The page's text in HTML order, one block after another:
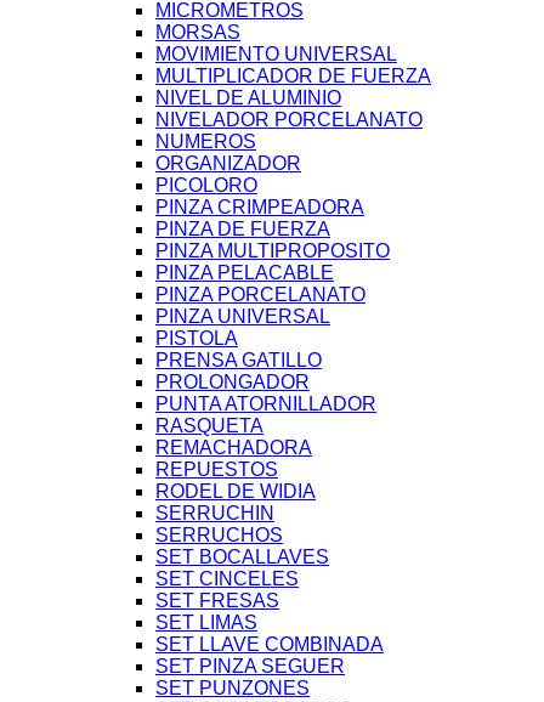
MICROMETROS
MORSAS
MOVIMIENTO UNIVERSAL
MULTIPLICADOR DE FUERZA
NIVEL DE ALUMINIO
NIVELADOR PORCELANATO
NUMEROS
ORGANIZADOR
PICOLORO
PINZA CRIMPEADORA
PINZA DE FUERZA
PINZA MULTIPROPOSITO
PINZA PELACABLE
PINZA PORCELANATO
PINZA UNIVERSAL
PISTOLA
PRENSA GATILLO
PROLONGADOR
PUNTA ATORNILLADOR
RASQUETA
REMACHADORA
REPUESTOS
RODEL DE WIDIA
SERRUCHIN
SERRUCHOS
SET BOCALLAVES
SET CINCELES
SET FRESAS
SET LIMAS
SET LLAVE COMBINADA
SET PINZA SEGUER
SET PUNZONES